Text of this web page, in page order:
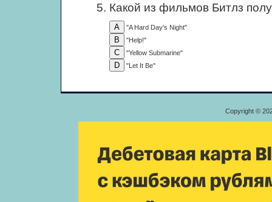
Какой из фильмов Битлз
"A Hard Day's Night"
"Help!"
"Yellow Submarine"
"Let It Be"
Copyright ©